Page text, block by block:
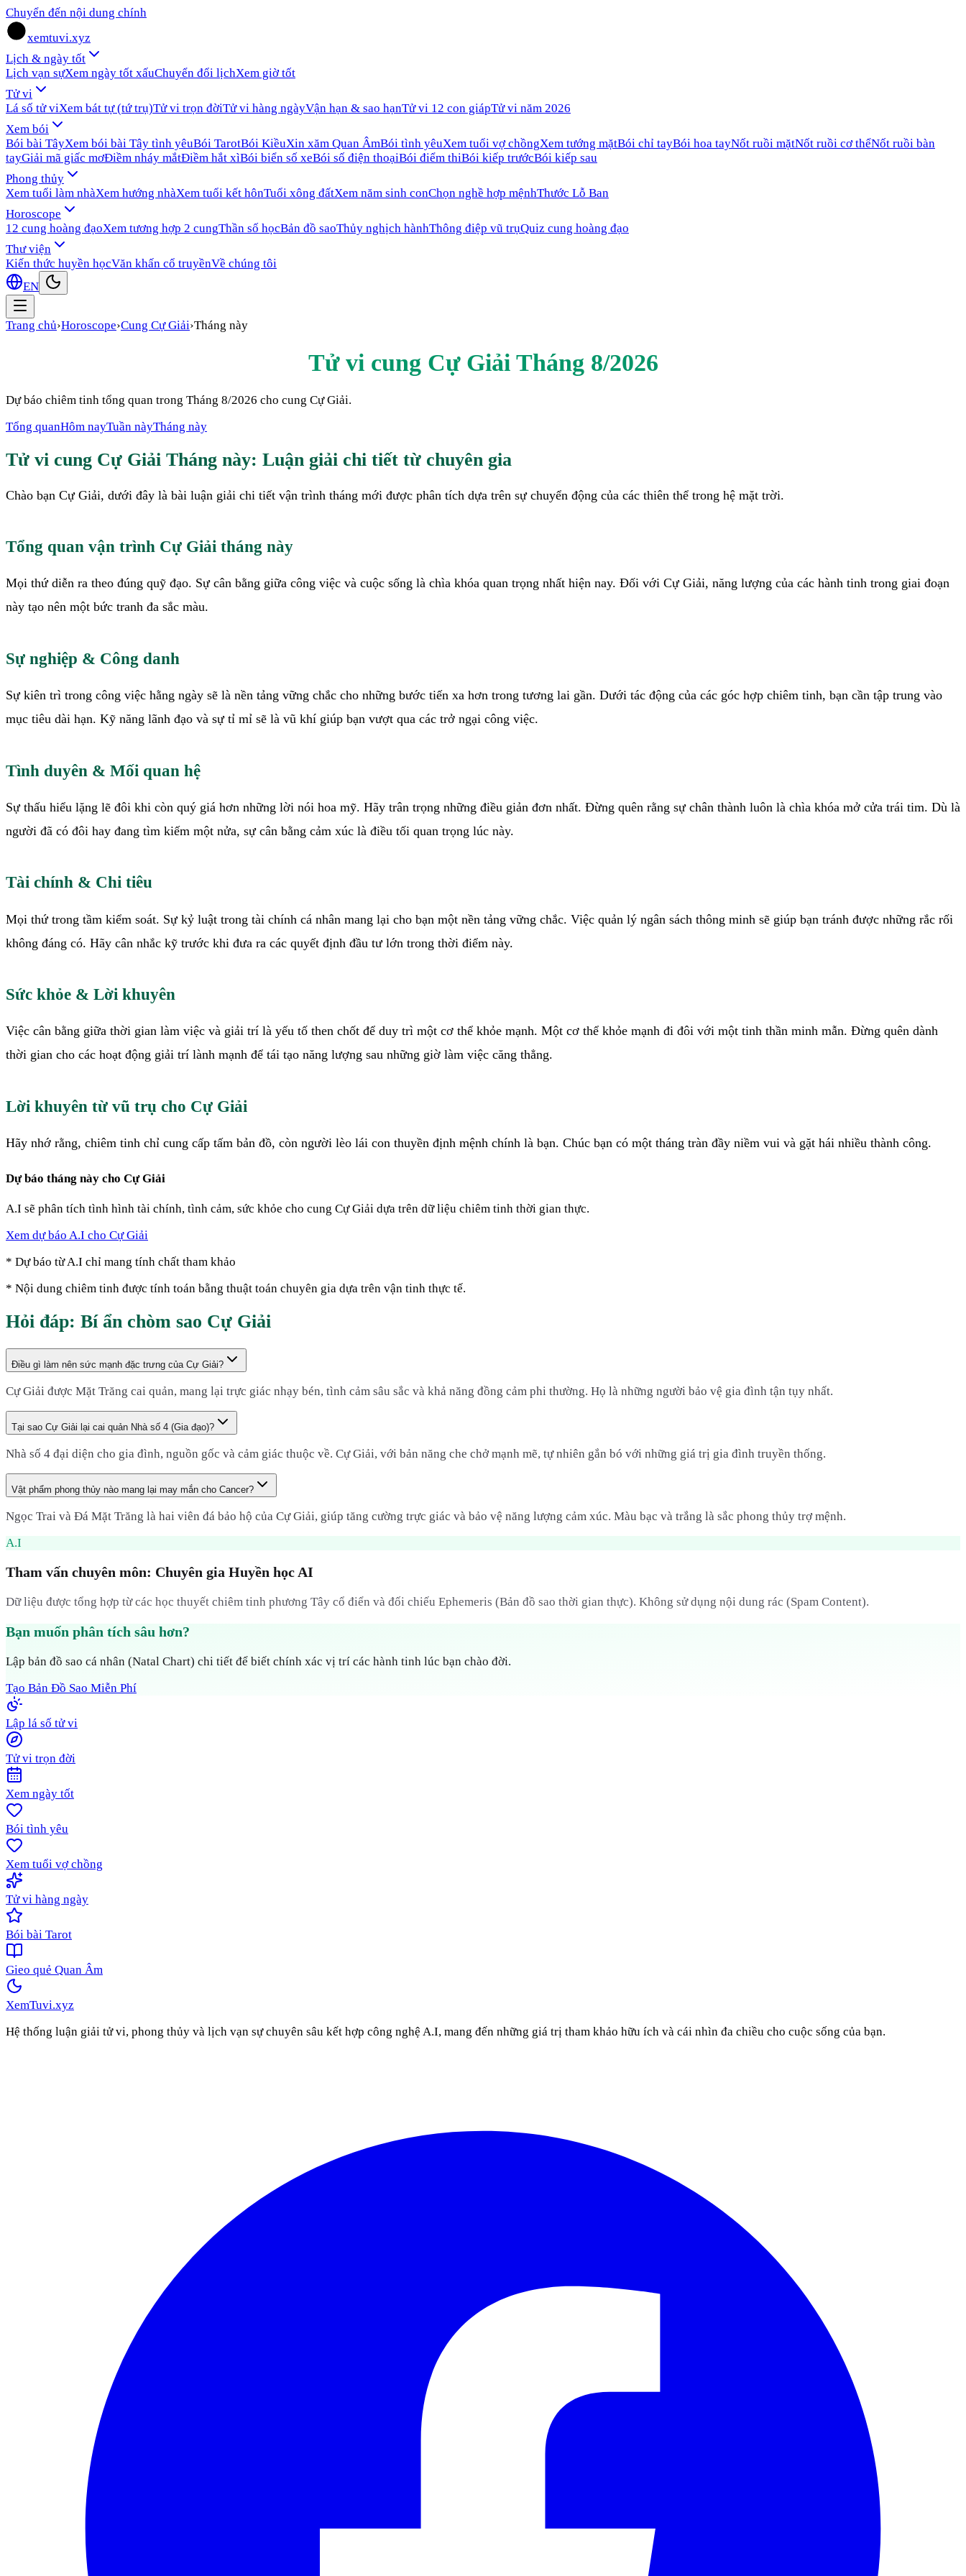
Chuyển đến nội dung chính
xemtuvi.xyz
Lịch & ngày tốt
Lịch vạn sựXem ngày tốt xấuChuyển đổi lịchXem giờ tốt
Tử vi
Lá số tử viXem bát tự (tứ trụ)Tử vi trọn đờiTử vi hàng ngàyVận hạn & sao hạnTử vi 12 con giápTử vi năm 2026
Xem bói
Bói bài TâyXem bói bài Tây tình yêuBói TarotBói KiềuXin xăm Quan ÂmBói tình yêuXem tuổi vợ chồngXem tướng mặtBói chỉ tayBói hoa tayNốt ruồi mặtNốt ruồi cơ thểNốt ruồi bàn
tayGiải mã giấc mơĐiềm nháy mắtĐiềm hắt xìBói biển số xeBói số điện thoạiBói điểm thiBói kiếp trướcBói kiếp sau
Phong thủy
Xem tuổi làm nhàXem hướng nhàXem tuổi kết hônTuổi xông đấtXem năm sinh conChọn nghề hợp mệnhThước Lỗ Ban
Horoscope
12 cung hoàng đạoXem tương hợp 2 cungThần số họcBản đồ saoThủy nghịch hànhThông điệp vũ trụQuiz cung hoàng đạo
Thư viện
Kiến thức huyền họcVăn khấn cổ truyềnVề chúng tôi
EN
Trang chủ›Horoscope›Cung Cự Giải›Tháng này
Tử vi cung Cự Giải Tháng 8/2026
Dự báo chiêm tinh tổng quan trong Tháng 8/2026 cho cung Cự Giải.
Tổng quanHôm nayTuần nàyTháng này
Tử vi cung Cự Giải Tháng này: Luận giải chi tiết từ chuyên gia
Chào bạn Cự Giải, dưới đây là bài luận giải chi tiết vận trình tháng mới được phân tích dựa trên sự chuyển động của các thiên thể trong hệ mặt trời.
Tổng quan vận trình Cự Giải tháng này
Mọi thứ diễn ra theo đúng quỹ đạo. Sự cân bằng giữa công việc và cuộc sống là chìa khóa quan trọng nhất hiện nay. Đối với Cự Giải, năng lượng của các hành tinh trong giai đoạn
này tạo nên một bức tranh đa sắc màu.
Sự nghiệp & Công danh
Sự kiên trì trong công việc hằng ngày sẽ là nền tảng vững chắc cho những bước tiến xa hơn trong tương lai gần. Dưới tác động của các góc hợp chiêm tinh, bạn cần tập trung vào
mục tiêu dài hạn. Kỹ năng lãnh đạo và sự tỉ mỉ sẽ là vũ khí giúp bạn vượt qua các trở ngại công việc.
Tình duyên & Mối quan hệ
Sự thấu hiểu lặng lẽ đôi khi còn quý giá hơn những lời nói hoa mỹ. Hãy trân trọng những điều giản đơn nhất. Đừng quên rằng sự chân thành luôn là chìa khóa mở cửa trái tim. Dù là
người đã có đôi hay đang tìm kiếm một nửa, sự cân bằng cảm xúc là điều tối quan trọng lúc này.
Tài chính & Chi tiêu
Mọi thứ trong tầm kiểm soát. Sự kỷ luật trong tài chính cá nhân mang lại cho bạn một nền tảng vững chắc. Việc quản lý ngân sách thông minh sẽ giúp bạn tránh được những rắc rối
không đáng có. Hãy cân nhắc kỹ trước khi đưa ra các quyết định đầu tư lớn trong thời điểm này.
Sức khỏe & Lời khuyên
Việc cân bằng giữa thời gian làm việc và giải trí là yếu tố then chốt để duy trì một cơ thể khỏe mạnh. Một cơ thể khỏe mạnh đi đôi với một tinh thần minh mẫn. Đừng quên dành
thời gian cho các hoạt động giải trí lành mạnh để tái tạo năng lượng sau những giờ làm việc căng thẳng.
Lời khuyên từ vũ trụ cho Cự Giải
Hãy nhớ rằng, chiêm tinh chỉ cung cấp tấm bản đồ, còn người lèo lái con thuyền định mệnh chính là bạn. Chúc bạn có một tháng tràn đầy niềm vui và gặt hái nhiều thành công.
Dự báo tháng này cho Cự Giải
A.I sẽ phân tích tình hình tài chính, tình cảm, sức khỏe cho cung Cự Giải dựa trên dữ liệu chiêm tinh thời gian thực.
Xem dự báo A.I cho Cự Giải
* Dự báo từ A.I chỉ mang tính chất tham khảo
* Nội dung chiêm tinh được tính toán bằng thuật toán chuyên gia dựa trên vận tinh thực tế.
Hỏi đáp: Bí ẩn chòm sao Cự Giải
Điều gì làm nên sức mạnh đặc trưng của Cự Giải?
Cự Giải được Mặt Trăng cai quản, mang lại trực giác nhạy bén, tình cảm sâu sắc và khả năng đồng cảm phi thường. Họ là những người bảo vệ gia đình tận tụy nhất.
Tại sao Cự Giải lại cai quản Nhà số 4 (Gia đạo)?
Nhà số 4 đại diện cho gia đình, nguồn gốc và cảm giác thuộc về. Cự Giải, với bản năng che chở mạnh mẽ, tự nhiên gắn bó với những giá trị gia đình truyền thống.
Vật phẩm phong thủy nào mang lại may mắn cho Cancer?
Ngọc Trai và Đá Mặt Trăng là hai viên đá bảo hộ của Cự Giải, giúp tăng cường trực giác và bảo vệ năng lượng cảm xúc. Màu bạc và trắng là sắc phong thủy trợ mệnh.
A.I
Tham vấn chuyên môn: Chuyên gia Huyền học AI
Dữ liệu được tổng hợp từ các học thuyết chiêm tinh phương Tây cổ điển và đối chiếu Ephemeris (Bản đồ sao thời gian thực). Không sử dụng nội dung rác (Spam Content).
Bạn muốn phân tích sâu hơn?
Lập bản đồ sao cá nhân (Natal Chart) chi tiết để biết chính xác vị trí các hành tinh lúc bạn chào đời.
Tạo Bản Đồ Sao Miễn Phí
Lập lá số tử vi
Tử vi trọn đời
Xem ngày tốt
Bói tình yêu
Xem tuổi vợ chồng
Tử vi hàng ngày
Bói bài Tarot
Gieo quẻ Quan Âm
XemTuvi.xyz
Hệ thống luận giải tử vi, phong thủy và lịch vạn sự chuyên sâu kết hợp công nghệ A.I, mang đến những giá trị tham khảo hữu ích và cái nhìn đa chiều cho cuộc sống của bạn.